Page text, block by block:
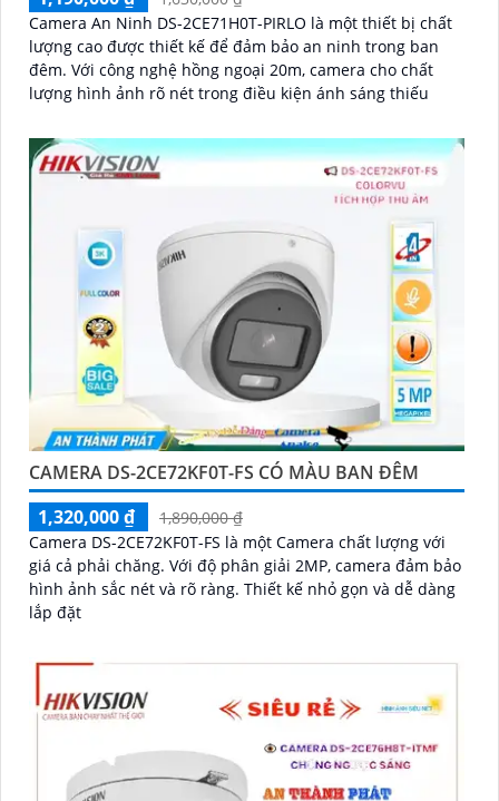
Camera An Ninh DS-2CE71H0T-PIRLO là một thiết bị chất
lượng cao được thiết kế để đảm bảo an ninh trong ban
đêm. Với công nghệ hồng ngoại 20m, camera cho chất
lượng hình ảnh rõ nét trong điều kiện ánh sáng thiếu
CAMERA DS-2CE72KF0T-FS CÓ MÀU BAN ĐÊM
1,320,000 ₫
1,890,000 ₫
Camera DS-2CE72KF0T-FS là một Camera chất lượng với
giá cả phải chăng. Với độ phân giải 2MP, camera đảm bảo
hình ảnh sắc nét và rõ ràng. Thiết kế nhỏ gọn và dễ dàng
lắp đặt